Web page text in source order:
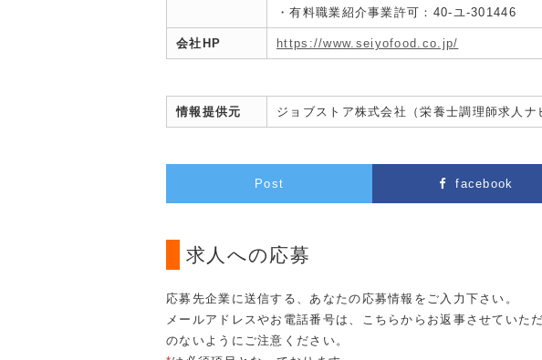
・有料職業紹介事業許可：40-ユ-301446
会社HP https://www.seiyofood.co.jp/
情報提供元 ジョブストア株式会社（栄養士調理師求人ナ
Post facebook
求人への応募
応募先企業に送信する、あなたの応募情報をご入力下さい。
メールアドレスやお電話番号は、こちらからお返事させていた
のないようにご注意ください。